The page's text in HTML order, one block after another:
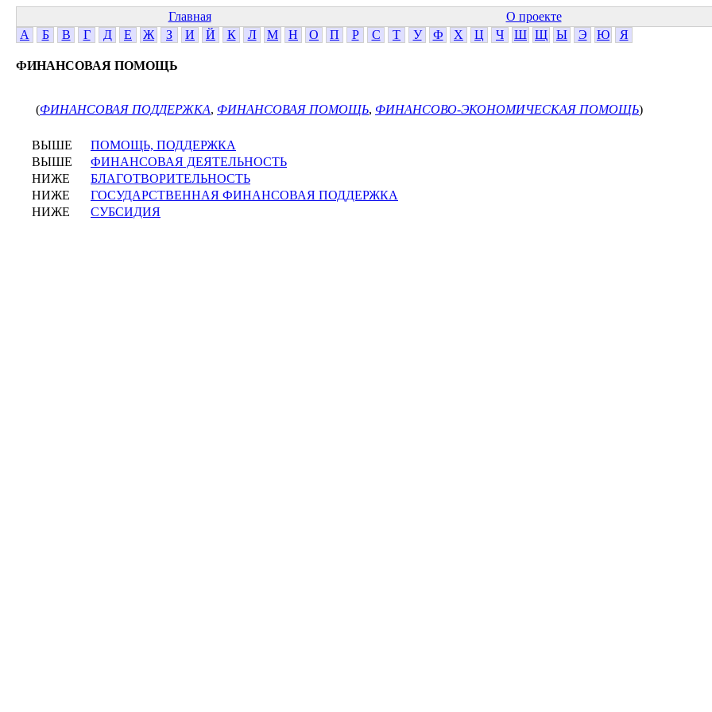
Главная О проекте
А
Б В Г Д Е Ж З И Й К Л М Н О П Р С Т У Ф Х Ц Ч Ш Щ Ы Э Ю Я
ФИНАНСОВАЯ ПОМОЩЬ
(ФИНАНСОВАЯ ПОДДЕРЖКА, ФИНАНСОВАЯ ПОМОЩЬ, ФИНАНСОВО-ЭКОНОМИЧЕСКАЯ ПОМОЩЬ)
ВЫШЕ
ПОМОЩЬ, ПОДДЕРЖКА
ВЫШЕ
ФИНАНСОВАЯ ДЕЯТЕЛЬНОСТЬ
НИЖЕ
БЛАГОТВОРИТЕЛЬНОСТЬ
НИЖЕ
ГОСУДАРСТВЕННАЯ ФИНАНСОВАЯ ПОДДЕРЖКА
НИЖЕ
СУБСИДИЯ